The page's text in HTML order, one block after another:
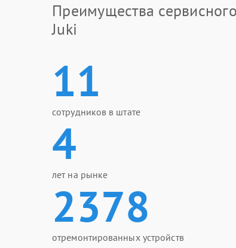
Преимущества
Juki
11
сотрудников в штате
4
лет на рынке
2378
отремонтированных устройств